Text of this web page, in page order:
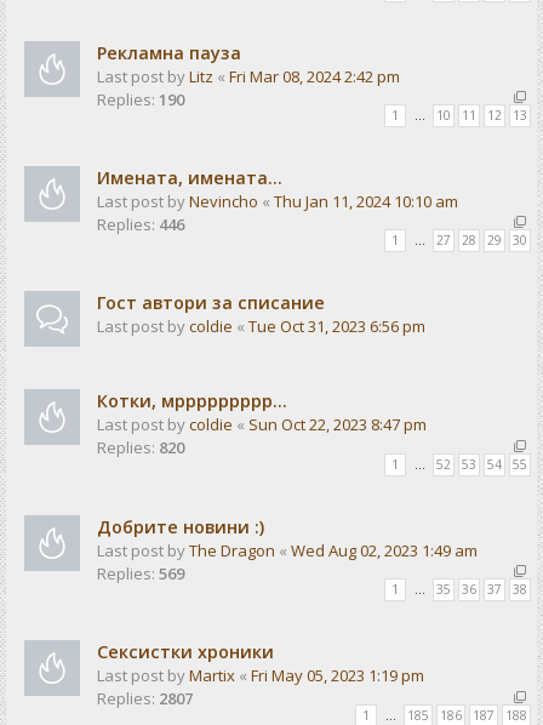
Рекламна пауза
Last post byLitz « Fri Mar 08, 2024 2:42 pm
Replies: 190
1 … 10 11 12 13
Имената, имената...
Last post byNevincho « Thu Jan 11, 2024 10:10 am
Replies: 446
1 … 27 28 29 30
Гост автори за списание
Last post bycoldie « Tue Oct 31, 2023 6:56 pm
Котки, мррррррррр...
Last post bycoldie « Sun Oct 22, 2023 8:47 pm
Replies: 820
1 52 53 54 55
Добрите новини :)
Last post byThe Dragon « Wed Aug 02, 2023 1:49 am
Replies: 569
1 … 35 36 37 38
Сексистки хроники
Last post byMartix « Fri May 05, 2023 1:19 pm
Replies: 2807
1 185 186 187 188